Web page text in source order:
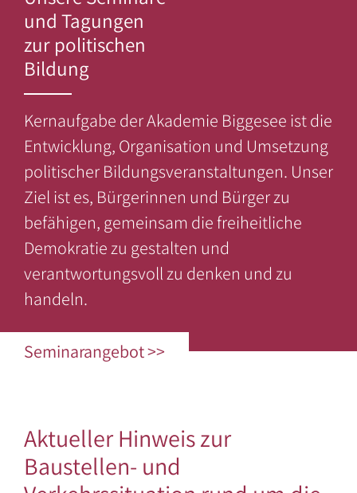
Zertifizierung
Impressionen
Referenzen
Bundeswehr
–
Auszubildende
/
Unternehmen
–
Politisch
Engagierte
–
Schulen
–
Soziale
und
pädagogische
Vereine
und
Verbände
Preise
Anfrage
Freizeitgestaltung:
–
Angebote
in
der
Akademie
–
in
der
und Tagungen
zur politischen
Bildung
Kernaufgabe der Akademie Biggesee ist die
Entwicklung, Organisation und Umsetzung
politischer Bildungsveranstaltungen. Unser
Ziel ist es, Bürgerinnen und Bürger zu
befähigen, gemeinsam die freiheitliche
Demokratie zu gestalten und
verantwortungsvoll zu denken und zu
handeln.
Seminarangebot >>
Aktueller Hinweis zur
Baustellen- und